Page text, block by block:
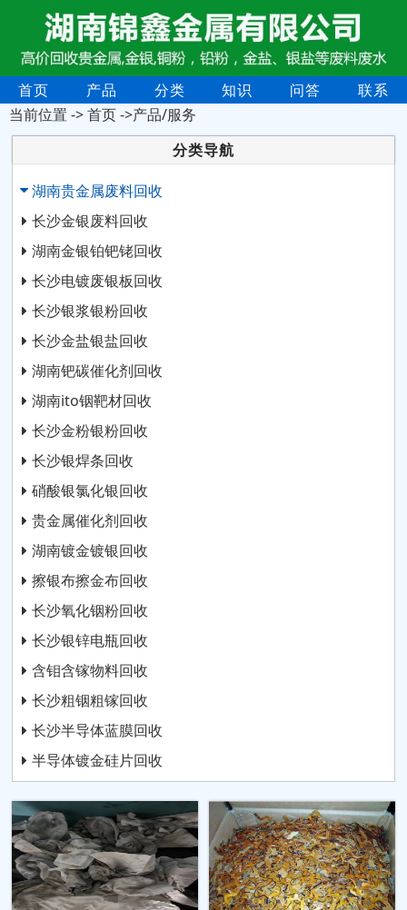
首页 产品 分类 知识 问答
联系
当前位置 ->首页->产品/服务
分类导航
湖南贵金属废料回收
长沙金银废料回收
湖南金银铂钯铑回收
长沙电镀废银板回收
长沙银浆银粉回收
长沙金盐银盐回收
湖南钯碳催化剂回收
湖南ito铟靶材回收
长沙金粉银粉回收
长沙银焊条回收
硝酸银氯化银回收
贵金属催化剂回收
湖南镀金镀银回收
擦银布擦金布回收
长沙氧化铟粉回收
长沙银锌电瓶回收
含钼含镓物料回收
长沙粗铟粗镓回收
长沙半导体蓝膜回收
半导体镀金硅片回收